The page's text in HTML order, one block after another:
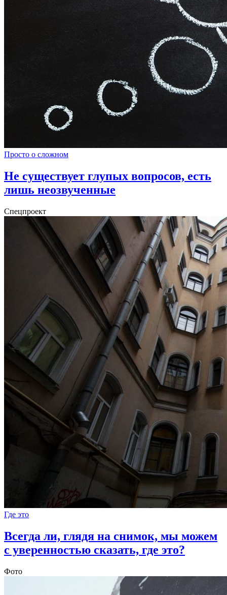
Просто о сложном
Не существует глупых вопросов, есть
лишь неозвученные
Спецпроект
Где это
Всегда ли, глядя на снимок, мы можем
с уверенностью сказать, где это?
Фото